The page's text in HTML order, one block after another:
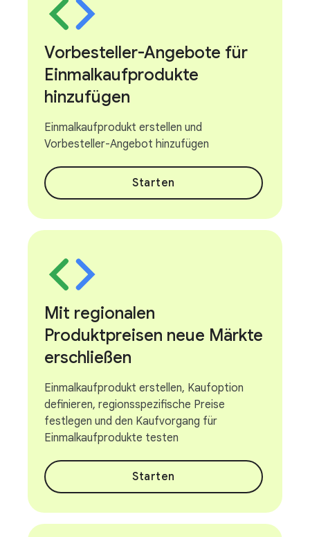
Vorbesteller-Angebote für
Einmalkaufprodukte
hinzufügen
Einmalkaufprodukt erstellen und
Vorbesteller-Angebot hinzufügen
Starten
Mit regionalen
Produktpreisen neue Märkte
erschließen
Einmalkaufprodukt erstellen, Kaufoption
definieren, regionsspezifische Preise
festlegen und den Kaufvorgang für
Einmalkaufprodukte testen
Starten